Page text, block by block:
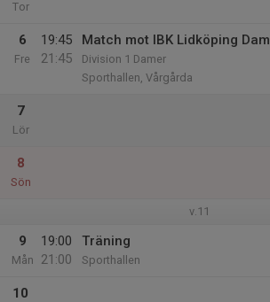
Tor
6
Fre
19:45
21:45
Match mot IBK Lidköping Dam
Division 1 Damer
Sporthallen, Vårgårda
7
Lör
8
Sön
v.11
9
Mån
19:00
21:00
Träning
Sporthallen
10